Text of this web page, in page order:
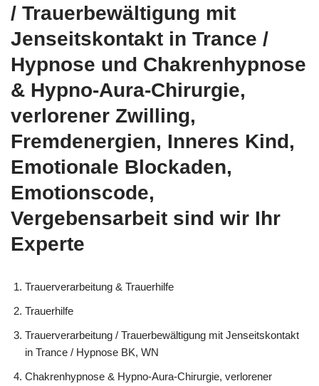
/ Trauerbewältigung mit
Jenseitskontakt in Trance /
Hypnose und Chakrenhypnose
& Hypno-Aura-Chirurgie,
verlorener Zwilling,
Fremdenergien, Inneres Kind,
Emotionale Blockaden,
Emotionscode,
Vergebensarbeit sind wir Ihr
Experte
Trauerverarbeitung & Trauerhilfe
Trauerhilfe
Trauerverarbeitung / Trauerbewältigung mit Jenseitskontakt
in Trance / Hypnose BK, WN
Chakrenhypnose & Hypno-Aura-Chirurgie, verlorener